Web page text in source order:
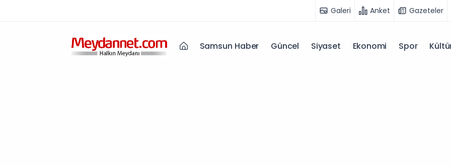
Galeri Anket Gazeteler
Samsun Haber Güncel Siyaset Ekonomi Spor